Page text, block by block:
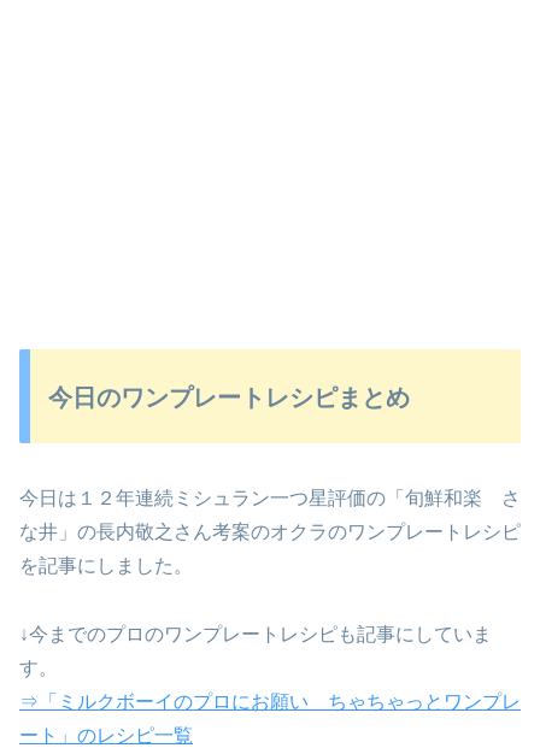
今日のワンプレートレシピまとめ
今日は１２年連続ミシュラン一つ星評価の「旬鮮和楽 さ
な井」の長内敬之さん考案のオクラのワンプレートレシピ
を記事にしました。
↓今までのプロのワンプレートレシピも記事にしていま
す。
⇒「ミルクボーイのプロにお願い ちゃちゃっとワンプレ
ート」のレシピ一覧